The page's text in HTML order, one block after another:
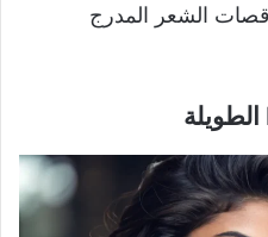
الشعر المدرج